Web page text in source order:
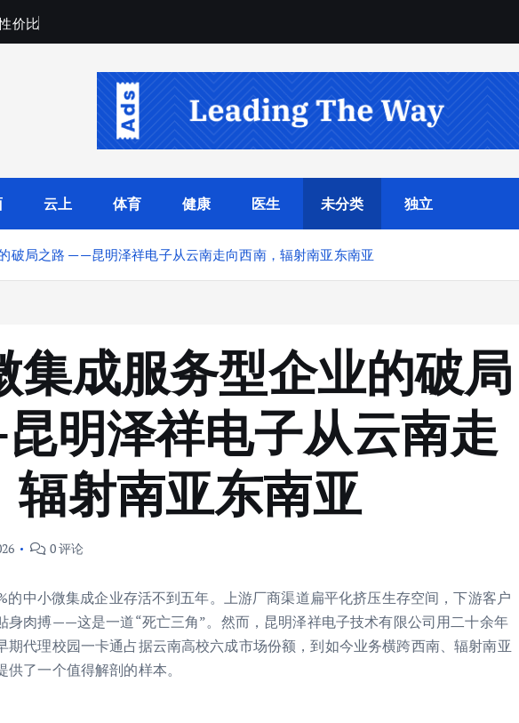
价比
云上 体育 健康 医生 未分类 独立
破局之路 ——昆明泽祥电子从云南走向西南，辐射南亚东南亚
成服务型企业的破局
明泽祥电子从云南走
辐射南亚东南亚
0 评论
的中小微集成企业存活不到五年。上游厂商渠道扁平化挤压生存空间，下游客户
身肉搏——这是一道“死亡三角”。然而，昆明泽祥电子技术有限公司用二十余年
期代理校园一卡通占据云南高校六成市场份额，到如今业务横跨西南、辐射南亚
了一个值得解剖的样本。